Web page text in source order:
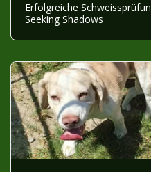
Erfolgreiche
Seeking Shadows